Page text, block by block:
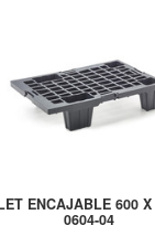
ENCAJABLE 600
0604-04